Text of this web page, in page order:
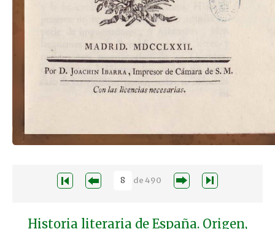
de490
Historia literaria de España. Origen,